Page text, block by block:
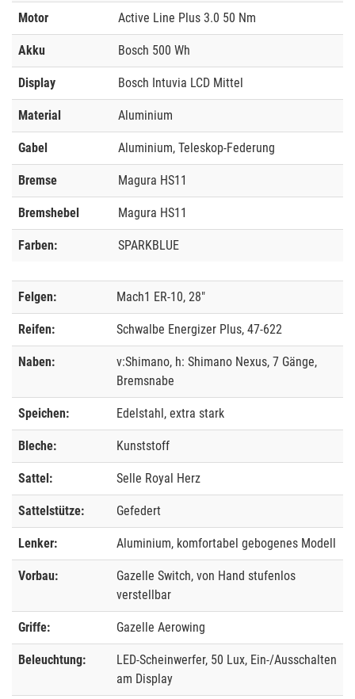
Motor Active Line Plus 3.0 50 Nm
Akku Bosch 500 Wh
Display Bosch Intuvia LCD Mittel
Material Aluminium
Gabel Aluminium, Teleskop-Federung
Bremse Magura HS11
Bremshebel Magura HS11
Farben: SPARKBLUE
Felgen: Mach1 ER-10, 28"
Reifen: Schwalbe Energizer Plus, 47-622
Naben:
v:Shimano, h: Shimano Nexus, 7 Gänge,
Bremsnabe
Speichen: Edelstahl, extra stark
Bleche: Kunststoff
Sattel: Selle Royal Herz
Sattelstütze: Gefedert
Lenker: Aluminium, komfortabel gebogenes Modell
Vorbau:
Gazelle Switch, von Hand stufenlos
verstellbar
Griffe: Gazelle Aerowing
Beleuchtung:
LED-Scheinwerfer, 50 Lux, Ein-/Ausschalten
am Display